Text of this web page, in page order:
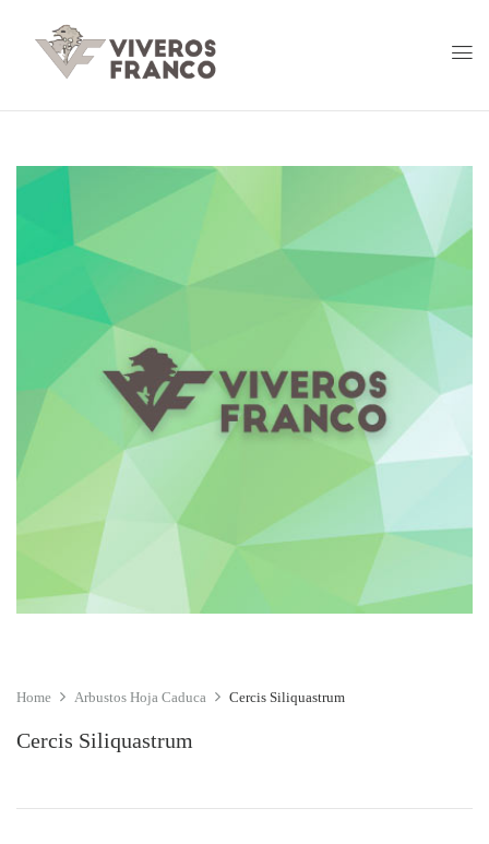
Home Arbustos Hoja Caduca Cercis Siliquastrum
Cercis Siliquastrum